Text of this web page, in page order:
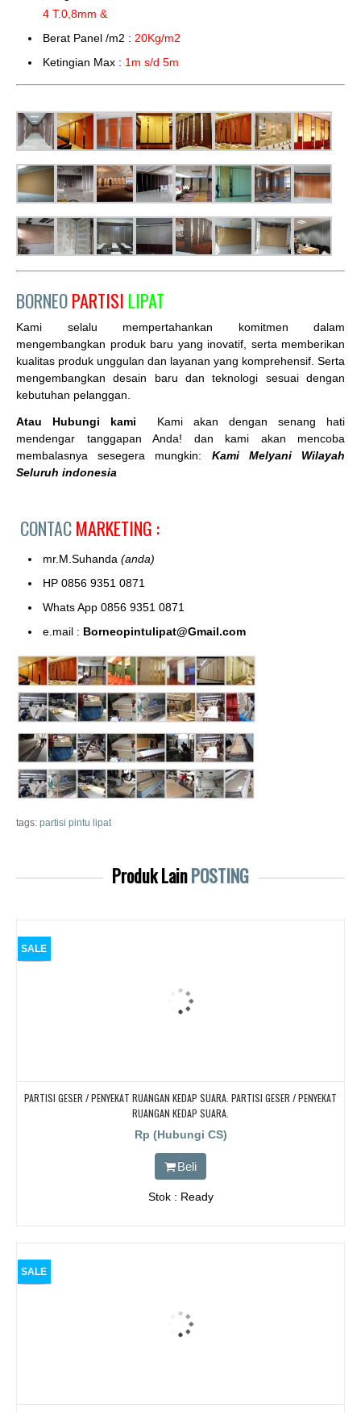
4 T.0,8mm &
Berat Panel /m2 : 20Kg/m2
Ketingian Max : 1m s/d 5m
BORNEOPARTISI LIPAT
Kami selalu mempertahankan komitmen dalam
mengembangkan produk baru yang inovatif, serta memberikan
kualitas produk unggulan dan layanan yang komprehensif. Serta
mengembangkan desain baru dan teknologi sesuai dengan
kebutuhan pelanggan.
Atau Hubungi kami
Kami akan dengan senang hati
mendengar tanggapan Anda! dan kami akan mencoba
membalasnya sesegera mungkin: Kami Melyani Wilayah
Seluruh indonesia
CONTACMARKETING :
mr.M.Suhanda (anda)
HP 0856 9351 0871
Whats App 0856 9351 0871
e.mail : Borneopintulipat@Gmail.com
tags: partisi pintu lipat
Produk LainPOSTING
SALE
PARTISI GESER / PENYEKAT RUANGAN KEDAP SUARA. PARTISI GESER / PENYEKAT
RUANGAN KEDAP SUARA.
Rp (Hubungi CS)
Beli
Stok : Ready
SALE